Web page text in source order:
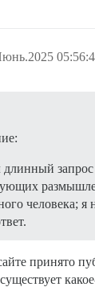
длинный
человека;
принято